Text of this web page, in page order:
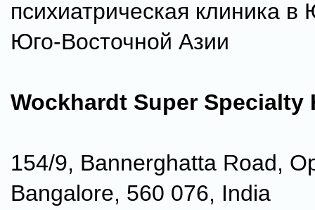
психиатрическая клиника
Юго-Восточной Азии
Wockhardt Super Specialty
154/9, Bannerghatta Road,
Bangalore, 560 076, India